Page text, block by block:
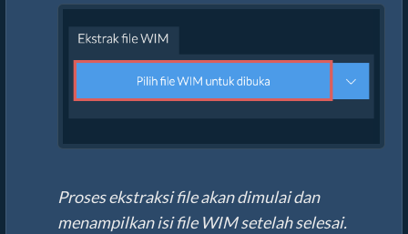
Proses ekstraksi file akan dimulai dan
menampilkan isi file WIM setelah selesai.